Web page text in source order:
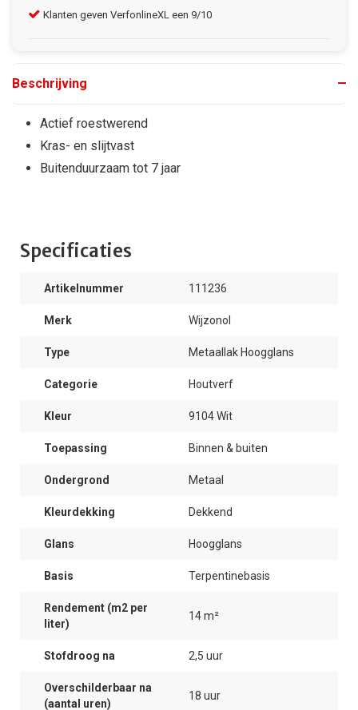
Klanten geven VerfonlineXL een 9/10
Beschrijving
Actief roestwerend
Kras- en slijtvast
Buitenduurzaam tot 7 jaar
Specificaties
Artikelnummer 111236
Merk Wijzonol
Type Metaallak Hoogglans
Categorie Houtverf
Kleur 9104 Wit
Toepassing Binnen & buiten
Ondergrond Metaal
Kleurdekking Dekkend
Glans Hoogglans
Basis Terpentinebasis
Rendement (m2 per
liter)
14 m²
Stofdroog na 2,5 uur
Overschilderbaar na
(aantal uren)
18 uur